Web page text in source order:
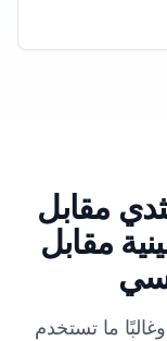
مقابل
مقابل
ما تستخدم